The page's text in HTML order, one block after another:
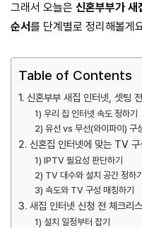
그래서 오늘은 신혼부부가 새
순서를 단계별로 정리해볼게
Table of Contents
1. 신혼부부 새집 인터넷, 셋팅
1) 우리 집 인터넷 속도 정하기
2) 유선 vs 무선(와이파이) 구
2. 신혼집 인터넷에 맞는 TV 구
1) IPTV 필요성 판단하기
2) TV 대수와 설치 공간 정하기
3) 속도와 TV 구성 매칭하기
3. 새집 인터넷 신청 전 체크리
1) 설치 일정부터 잡기